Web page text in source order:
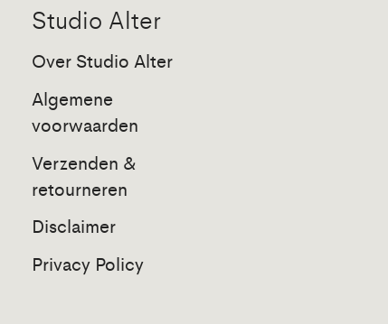
Studio Alter
Over Studio Alter
Algemene
voorwaarden
Verzenden &
retourneren
Disclaimer
Privacy Policy